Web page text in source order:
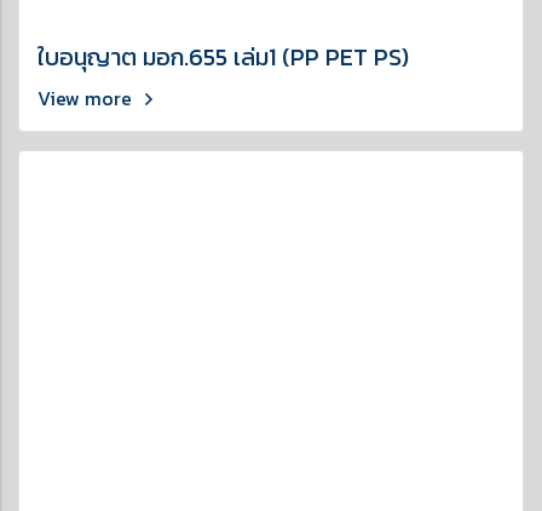
ใบอนุญาต มอก.655 เล่ม1 (PP PET PS)
View more